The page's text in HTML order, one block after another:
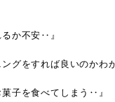
るか不安‥』
ングをすれば良いのかわ
菓子を食べてしまう‥』